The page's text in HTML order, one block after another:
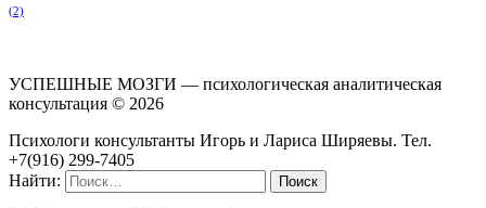
(2)
УСПЕШНЫЕ МОЗГИ — психологическая аналитическая
консультация © 2026
Психологи консультанты Игорь и Лариса Ширяевы. Тел.
+7(916) 299-7405
Найти: